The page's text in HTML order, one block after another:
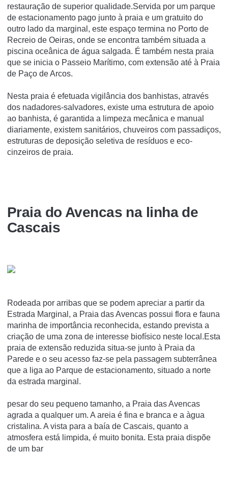
restauração de superior qualidade.Servida por um parque
de estacionamento pago junto à praia e um gratuito do
outro lado da marginal, este espaço termina no Porto de
Recreio de Oeiras, onde se encontra também situada a
piscina oceânica de água salgada. É também nesta praia
que se inicia o Passeio Marítimo, com extensão até à Praia
de Paço de Arcos.
Nesta praia é efetuada vigilância dos banhistas, através
dos nadadores-salvadores, existe uma estrutura de apoio
ao banhista, é garantida a limpeza mecânica e manual
diariamente, existem sanitários, chuveiros com passadiços,
estruturas de deposição seletiva de resíduos e eco-
cinzeiros de praia.
Praia do Avencas na linha de
Cascais
Rodeada por arribas que se podem apreciar a partir da
Estrada Marginal, a Praia das Avencas possui flora e fauna
marinha de importância reconhecida, estando prevista a
criação de uma zona de interesse biofísico neste local.Esta
praia de extensão reduzida situa-se junto à Praia da
Parede e o seu acesso faz-se pela passagem subterrânea
que a liga ao Parque de estacionamento, situado a norte
da estrada marginal.
pesar do seu pequeno tamanho, a Praia das Avencas
agrada a qualquer um. A areia é fina e branca e a àgua
cristalina. A vista para a baía de Cascais, quanto a
atmosfera está limpida, é muito bonita. Esta praia dispõe
de um bar